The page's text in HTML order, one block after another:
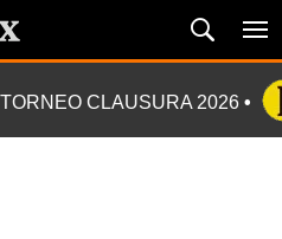
CLAUSURA 2026